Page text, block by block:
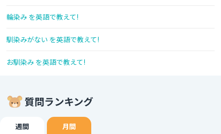
輪染み を英語で教えて!
馴染みがない を英語で教えて!
お馴染み を英語で教えて!
質問ランキング
週間 月間